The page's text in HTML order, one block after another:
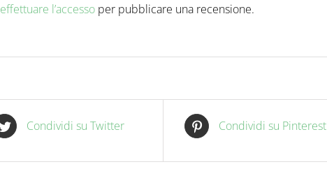
effettuare l’accesso per pubblicare una recensione.
Condividi su Twitter Condividi su Pinterest